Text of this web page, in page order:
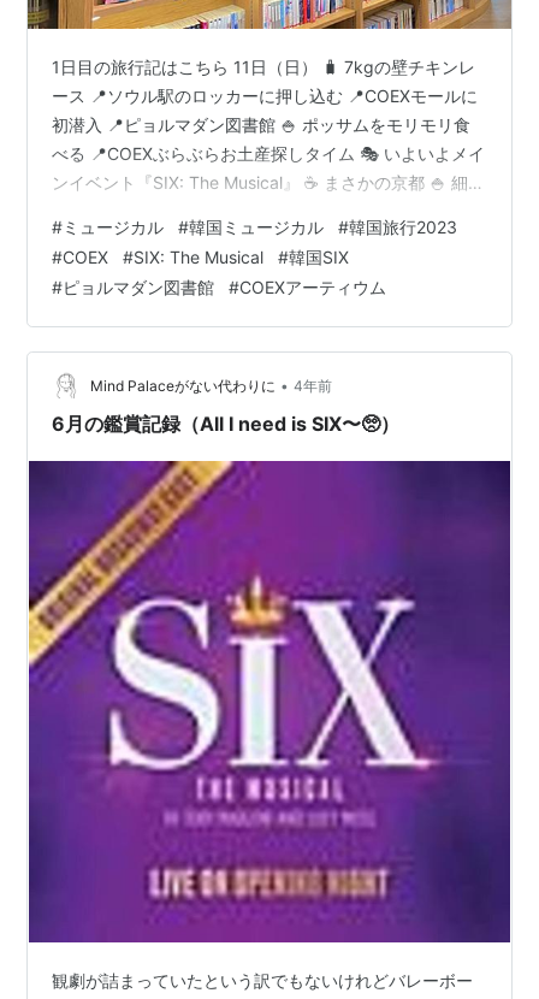
1日目の旅行記はこちら 11日（日） 🧳 7kgの壁チキンレ
ース 📍ソウル駅のロッカーに押し込む 📍COEXモールに
初潜入 📍ピョルマダン図書館 🍚 ポッサムをモリモリ食
べる 📍COEXぶらぶらお土産探しタイム 🎭 いよいよメイ
ンイベント『SIX: The Musical』 ☕️ まさかの京都 🍚 細々
の7kg測定 ✈️ 出国 12日（月） ✈️ 帰国 📍後泊 旅行の振り
返り 11日（日） 🧳 7kgの壁チキンレース 私たちが利用
したPeachは、機内持ち込みが1人7kgまで可能。7kgを
超えると追加料金がかかります。 前回の旅行時は…
#ミュージカル #韓国ミュージカル #韓国旅行2023
#COEX #SIX: The Musical #韓国SIX
#ピョルマダン図書館 #COEXアーティウム
Mind Palaceがない代わりに • 4年前
6月の鑑賞記録（All I need is SIX〜🥺）
観劇が詰まっていたという訳でもないけれどバレーボー